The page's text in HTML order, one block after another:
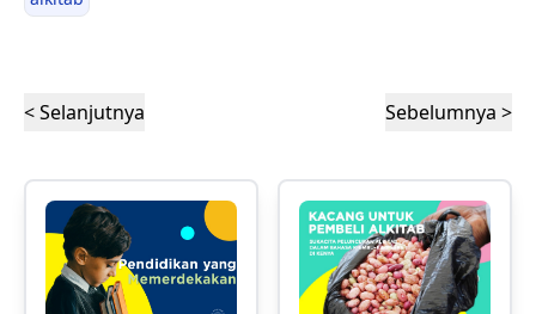
< Selanjutnya Sebelumnya >